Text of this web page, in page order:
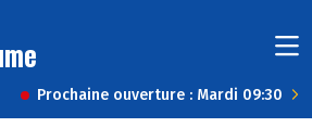
Prochaine ouverture : Mardi 09:30